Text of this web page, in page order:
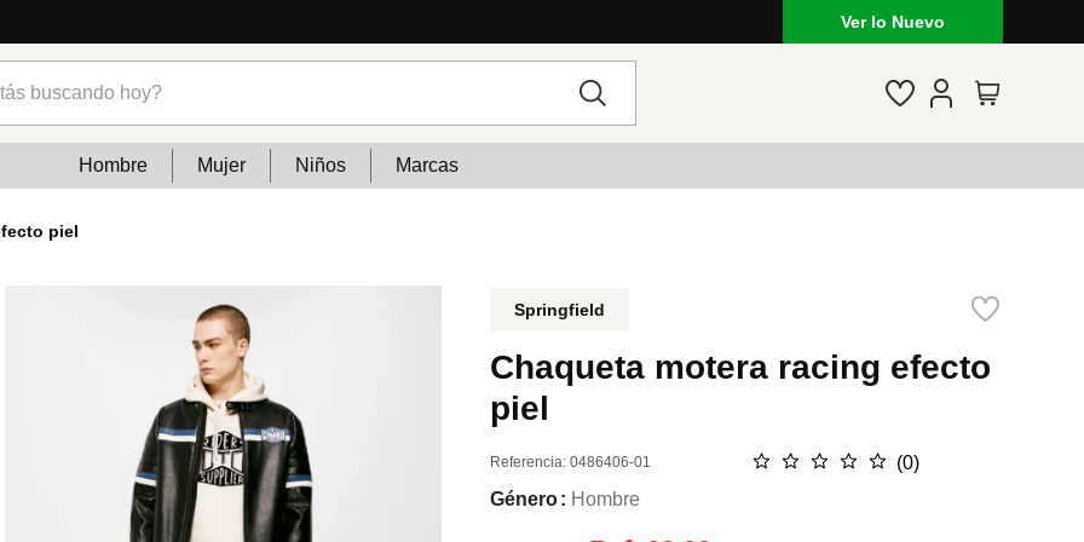
Ver lo Nuevo
Hombre Mujer Niños Marcas
piel
Springfield
Chaqueta motera racing efecto
piel
Referencia:0486406-01 ☆ ☆ ☆ ☆ ☆ (0)
Género
Hombre